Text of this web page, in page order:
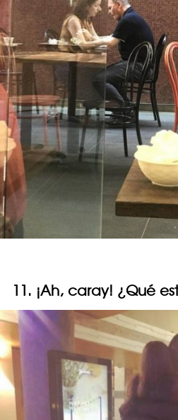
11. ¡Ah, caray! ¿Qué